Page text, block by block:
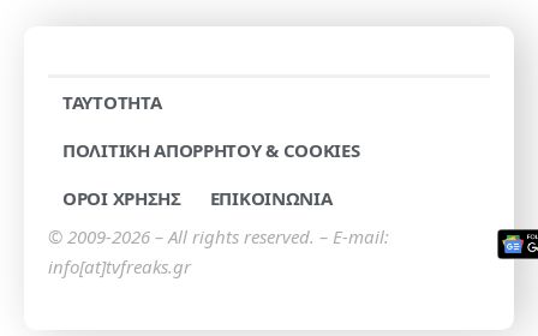
TAYTOTHTA
ΠΟΛΙΤΙΚΗ ΑΠΟΡΡΗΤΟΥ & COOKIES
ΟΡΟΙ ΧΡΗΣΗΣ
ΕΠΙΚΟΙΝΩΝΙΑ
© 2009-2026 – All rights reserved. – E-mail:
info[at]tvfreaks.gr